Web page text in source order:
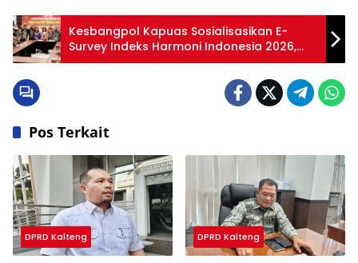
Kesbangpol Kapuas Sosialisasikan E-
Survey Indeks Harmoni Indonesia 2026,
Dorong Partisipasi Masyarakat
Pos Terkait
DPRD Kalteng DPRD Kalteng